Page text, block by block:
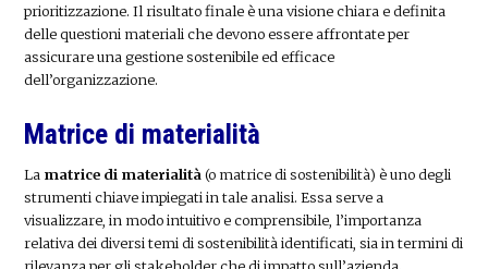
prioritizzazione. Il risultato finale è una visione chiara e definita
delle questioni materiali che devono essere affrontate per
assicurare una gestione sostenibile ed efficace
dell’organizzazione.
Matrice di materialità
La matrice di materialità (o matrice di sostenibilità) è uno degli
strumenti chiave impiegati in tale analisi. Essa serve a
visualizzare, in modo intuitivo e comprensibile, l’importanza
relativa dei diversi temi di sostenibilità identificati, sia in termini di